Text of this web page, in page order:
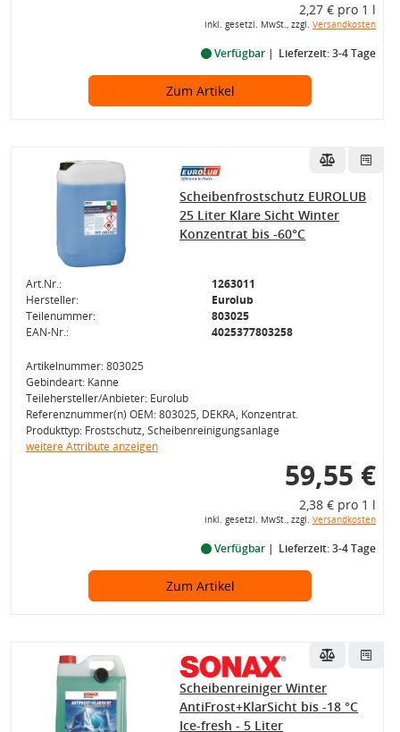
2,27 € pro 1 l
inkl. gesetzl. MwSt., zzgl. Versandkosten
Verfügbar Lieferzeit: 3-4 Tage
Zum Artikel
Scheibenfrostschutz EUROLUB
25 Liter Klare Sicht Winter
Konzentrat bis -60°C
Art.Nr.:
1263011
Hersteller:
Eurolub
Teilenummer:
803025
EAN-Nr.:
4025377803258
Artikelnummer: 803025
Gebindeart: Kanne
Teilehersteller/Anbieter: Eurolub
Referenznummer(n) OEM: 803025, DEKRA, Konzentrat.
Produkttyp: Frostschutz, Scheibenreinigungsanlage
weitere Attribute anzeigen
59,55 €
2,38 € pro 1 l
inkl. gesetzl. MwSt., zzgl. Versandkosten
Verfügbar Lieferzeit: 3-4 Tage
Zum Artikel
Scheibenreiniger Winter
AntiFrost+KlarSicht bis -18 °C
Ice-fresh - 5 Liter